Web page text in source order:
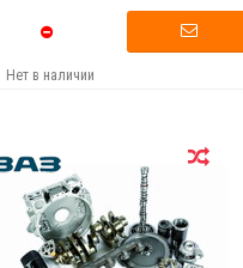
Нет в наличии